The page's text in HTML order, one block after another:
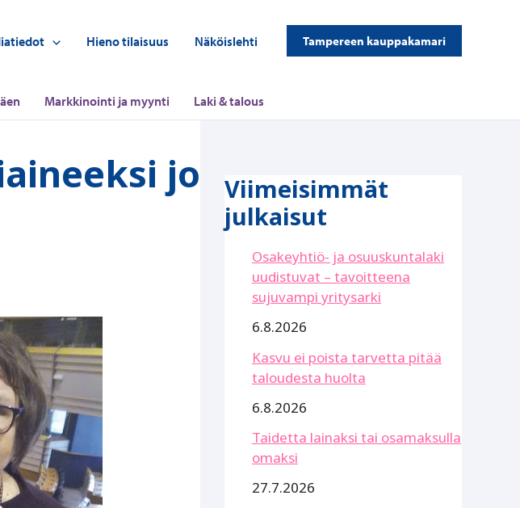
Hieno tilaisuus Näköislehti Tampereen kauppakamari
Markkinointi ja myynti Laki & talous
jo
Viimeisimmät
julkaisut
Osakeyhtiö- ja osuuskuntalaki
uudistuvat – tavoitteena
sujuvampi yritysarki
6.8.2026
Kasvu ei poista tarvetta pitää
taloudesta huolta
6.8.2026
Taidetta lainaksi tai osamaksulla
omaksi
27.7.2026